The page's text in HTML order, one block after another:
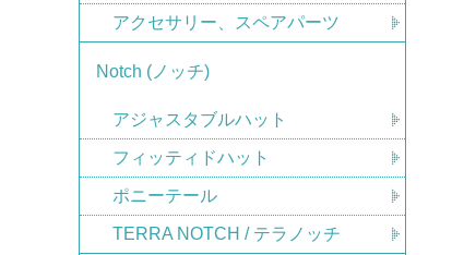
アクセサリー、スペアパーツ
Notch (ノッチ)
アジャスタブルハット
フィッティドハット
ポニーテール
TERRA NOTCH / テラノッチ